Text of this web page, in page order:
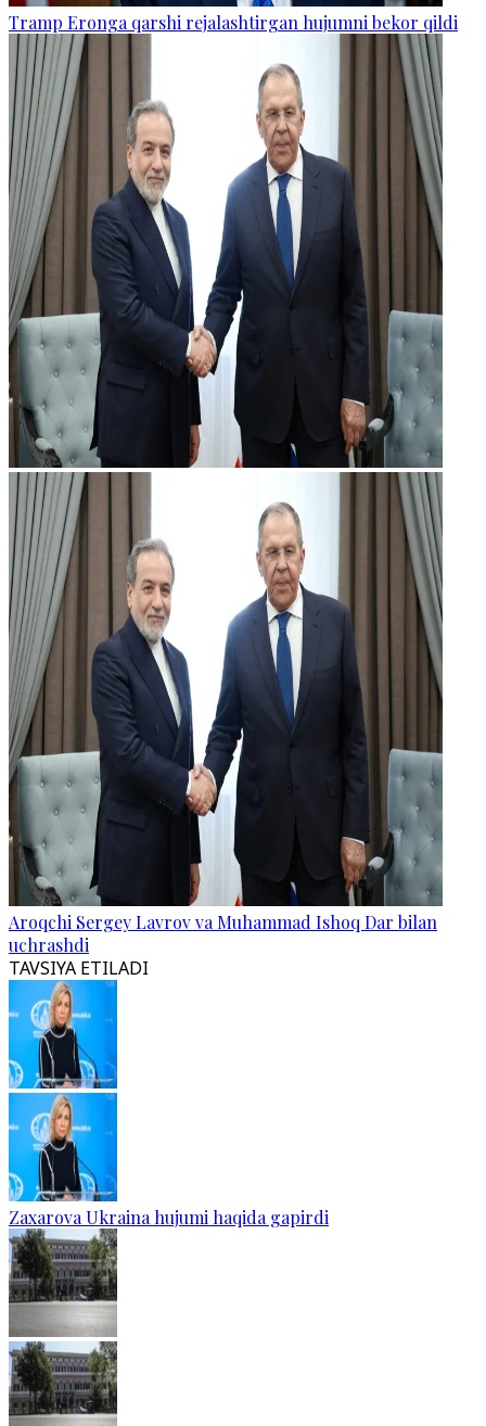
Tramp Eronga qarshi rejalashtirgan hujumni bekor qildi
Aroqchi Sergey Lavrov va Muhammad Ishoq Dar bilan
uchrashdi
TAVSIYA ETILADI
Zaxarova Ukraina hujumi haqida gapirdi